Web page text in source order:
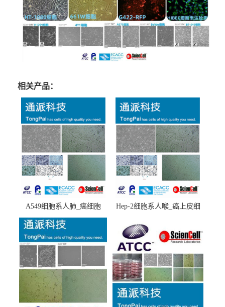
相关产品：
A549细胞系人肺_癌细胞
(A549细胞)
Hep-2细胞系人喉_癌上皮细